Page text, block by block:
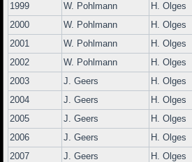
1999
W. Pohlmann H. Olges
2000
W. Pohlmann H. Olges
2001
W. Pohlmann H. Olges
2002
W. Pohlmann H. Olges
2003
J. Geers H. Olges
2004
J. Geers H. Olges
2005
J. Geers H. Olges
2006
J. Geers H. Olges
2007
J. Geers H. Olges